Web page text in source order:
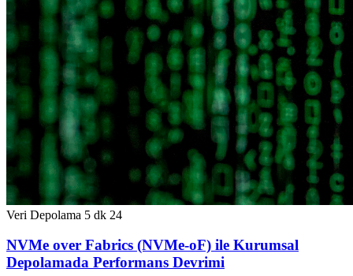
Veri Depolama 5 dk 24
NVMe over Fabrics (NVMe-oF) ile Kurumsal
Depolamada Performans Devrimi